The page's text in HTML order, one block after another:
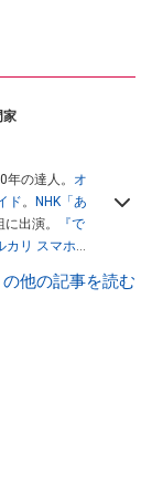
家
の達人。 オ
ド。
NHK「あ
出演。
『で
リ スマホで
ほか著書多
他の記事を読む